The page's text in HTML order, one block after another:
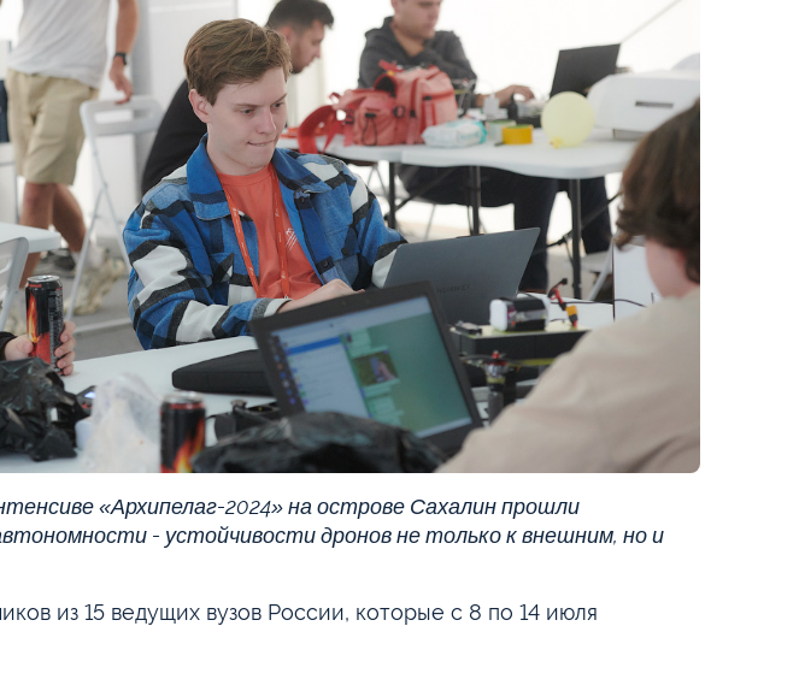
«Архипелаг-2024» на острове Сахалин прошли
- устойчивости дронов не только к внешним, но и
из 15 ведущих вузов России, которые с 8 по 14 июля